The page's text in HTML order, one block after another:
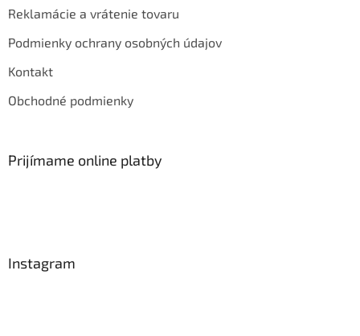
Reklamácie a vrátenie tovaru
Podmienky ochrany osobných údajov
Kontakt
Obchodné podmienky
Prijímame online platby
Instagram